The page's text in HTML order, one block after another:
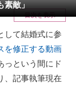
素敵」
目次を表示
して結婚式に参
を修正する動画
っという間にド
、記事執筆現在